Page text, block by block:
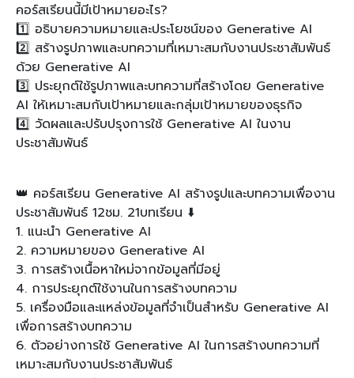
คอร์สเรียนนี้มีเป้าหมายอะไร?
1️⃣ อธิบายความหมายและประโยชน์ของ Generative AI
2️⃣ สร้างรูปภาพและบทความที่เหมาะสมกับงานประชาสัมพันธ์
ด้วย Generative AI
3️⃣ ประยุกต์ใช้รูปภาพและบทความที่สร้างโดย Generative
AI ให้เหมาะสมกับเป้าหมายและกลุ่มเป้าหมายของธุรกิจ
4️⃣ วัดผลและปรับปรุงการใช้ Generative AI ในงาน
ประชาสัมพันธ์
👑 คอร์สเรียน Generative AI สร้างรูปและบทความเพื่องาน
ประชาสัมพันธ์ 12ชม. 21บทเรียน ⬇️
1. แนะนำ Generative AI
2. ความหมายของ Generative AI
3. การสร้างเนื้อหาใหม่จากข้อมูลที่มีอยู่
4. การประยุกต์ใช้งานในการสร้างบทความ
5. เครื่องมือและแหล่งข้อมูลที่จำเป็นสำหรับ Generative AI
เพื่อการสร้างบทความ
6. ตัวอย่างการใช้ Generative AI ในการสร้างบทความที่
เหมาะสมกับงานประชาสัมพันธ์